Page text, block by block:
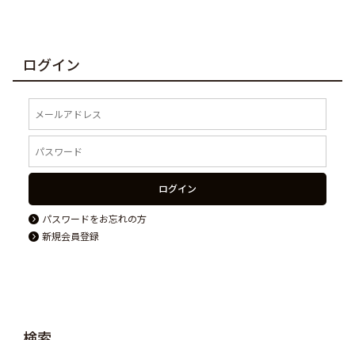
ログイン
ログイン
パスワードをお忘れの方
新規会員登録